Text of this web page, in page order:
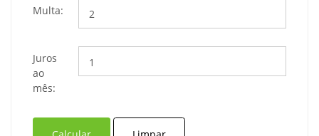
Multa:
Juros
ao
mês: